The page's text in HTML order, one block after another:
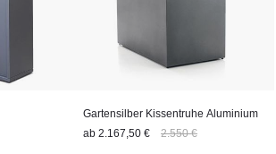
Gartensilber Kissentruhe Aluminium
ab 2.167,50 € 2.550 €